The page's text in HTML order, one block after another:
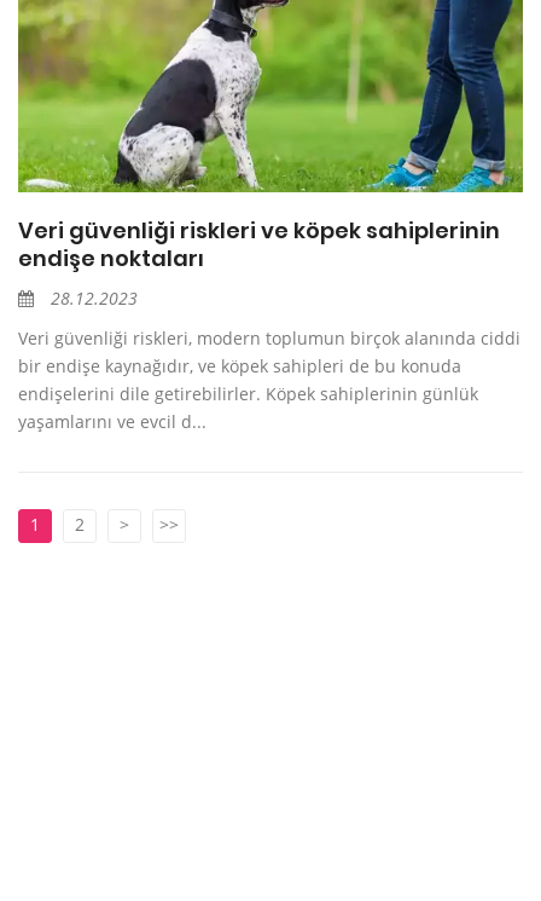
Veri güvenliği riskleri ve köpek sahiplerinin
endişe noktaları
28.12.2023
Veri güvenliği riskleri, modern toplumun birçok alanında ciddi
bir endişe kaynağıdır, ve köpek sahipleri de bu konuda
endişelerini dile getirebilirler. Köpek sahiplerinin günlük
yaşamlarını ve evcil d...
1 2 > >>